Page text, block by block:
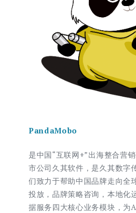
PandaMobo
是中国“互联网+”出海整合营
市公司久其软件，是久其数字
们致力于帮助中国品牌走向全
投放，品牌策略咨询，本地化
据服务四大核心业务模块，为